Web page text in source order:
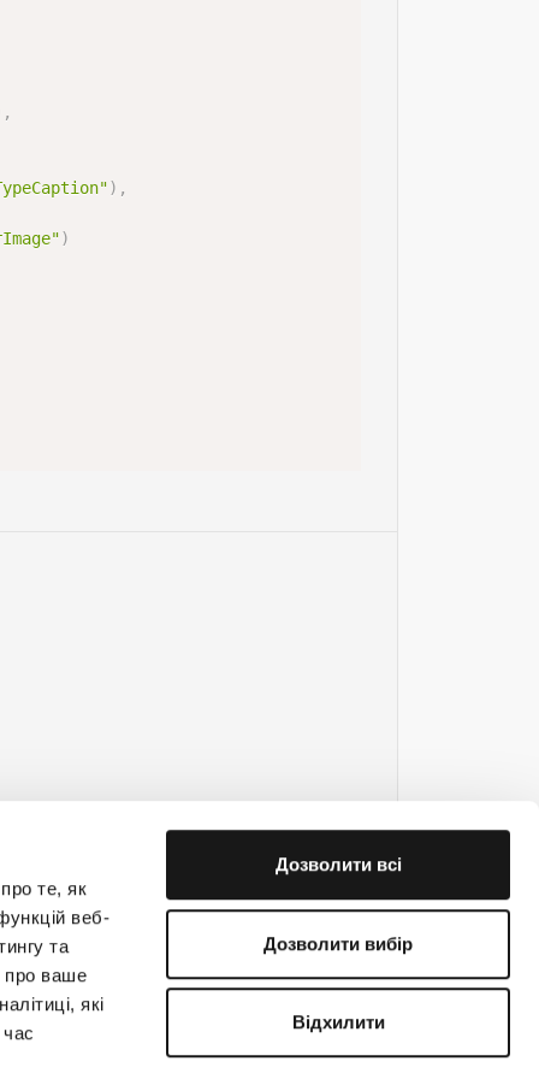
те, як
веб-
та
про ваше
які
Дозволити всі
Дозволити вибір
Відхилити
,
) ,
)
на связи!
363-31-33 support@creatio.com